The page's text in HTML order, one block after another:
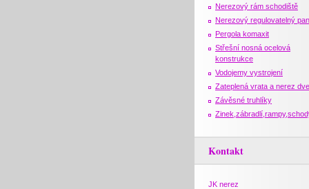
Nerezový rám schodiště
Nerezový regulovatelný
Pergola komaxit
Střešní nosná ocelová
konstrukce
Vodojemy vystrojení
Zateplená vrata a nerez
Závěsné truhlíky
Kontakt
JK nerez